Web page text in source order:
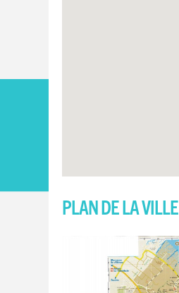
PLAN DE LA VILLE